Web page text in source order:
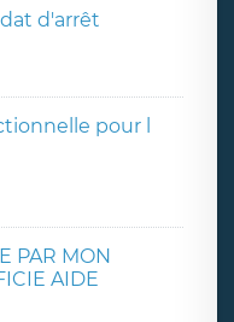
d'arrêt
pour l
PAR MON
AIDE